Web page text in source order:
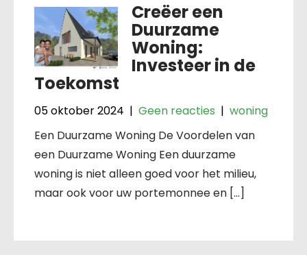
Creëer een
Duurzame
Woning:
Investeer in de
Toekomst
05 oktober 2024 | Geen reacties | woning
Een Duurzame Woning De Voordelen van
een Duurzame Woning Een duurzame
woning is niet alleen goed voor het milieu,
maar ook voor uw portemonnee en […]